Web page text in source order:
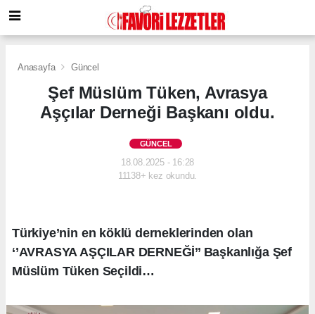
Anasayfa Güncel
Şef Müslüm Tüken, Avrasya
Aşçılar Derneği Başkanı oldu.
GÜNCEL
18.08.2025 - 16:28
11138+ kez okundu.
Türkiye’nin en köklü derneklerinden olan
‘’AVRASYA AŞÇILAR DERNEĞİ’’ Başkanlığa Şef
Müslüm Tüken Seçildi…